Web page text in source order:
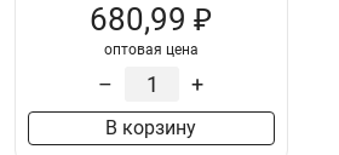
680,99 ₽
оптовая цена
– +
В корзину